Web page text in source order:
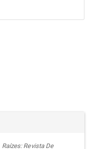
Raízes: Revista De